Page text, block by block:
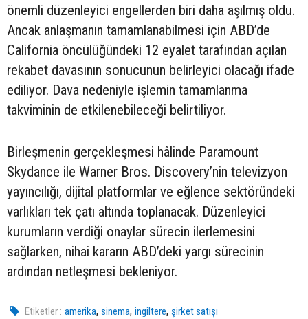
önemli düzenleyici engellerden biri daha aşılmış oldu.
Ancak anlaşmanın tamamlanabilmesi için ABD’de
California öncülüğündeki 12 eyalet tarafından açılan
rekabet davasının sonucunun belirleyici olacağı ifade
ediliyor. Dava nedeniyle işlemin tamamlanma
takviminin de etkilenebileceği belirtiliyor.
Birleşmenin gerçekleşmesi hâlinde Paramount
Skydance ile Warner Bros. Discovery’nin televizyon
yayıncılığı, dijital platformlar ve eğlence sektöründeki
varlıkları tek çatı altında toplanacak. Düzenleyici
kurumların verdiği onaylar sürecin ilerlemesini
sağlarken, nihai kararın ABD’deki yargı sürecinin
ardından netleşmesi bekleniyor.
Etiketler : amerika,sinema,ingiltere,şirket satışı